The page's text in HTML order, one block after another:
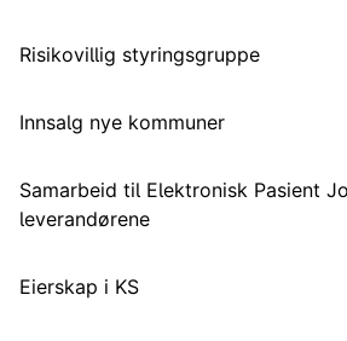
Risikovillig styringsgruppe
Innsalg nye kommuner
Samarbeid til Elektronisk Pasient
leverandørene
Eierskap i KS